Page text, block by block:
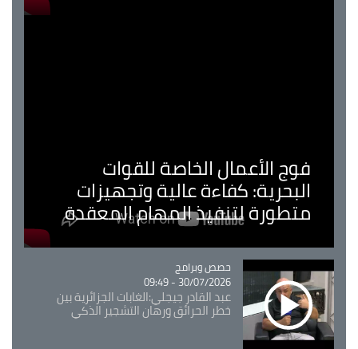
فوج الأعمال الخاصة للقوات
البحرية: كفاءة عالية وتجهيزات
متطورة لتنفيذ المهام المعقدة
Catégorie
حصص وبرامج
30/07/2026 - 09:49
عبد القادر جيجلي:الغابات الجزائرية بين
خطر الحرائق ورهان التشجير الذكي